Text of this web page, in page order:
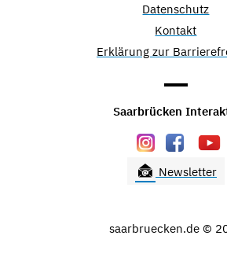
Datenschutz
Kontakt
Erklärung zur
Saarbrücken
Newsletter
saarbruecken.de ©